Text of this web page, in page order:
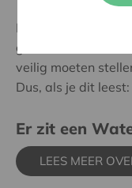
Door tips uit te
gewoon: door zich
veilig moeten
Dus, als je dit
Er zit een
LEES MEER